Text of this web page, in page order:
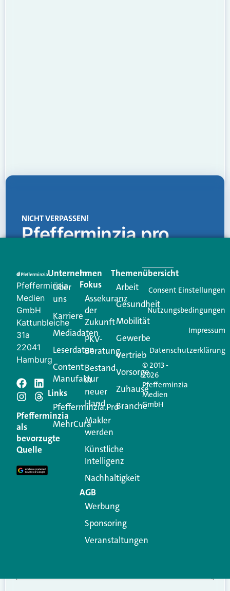
NICHT VERPASSEN!
Pfefferminzia.pro
Creator für Ihre Kundenkommunikation. Alles, was
Ihren Vertriebsalltag leichter macht. Mit nur einem
Login.
Jetzt anmelden
Schreiben Sie einen
Kommentar
Ihre E-Mail-Adresse wird nicht veröffentlicht.
Erforderliche Felder sind mit
Kommentar
Pfefferminzia
Medien
GmbH
Kattunbleiche
31a
22041
Hamburg
Pfefferminzia
als
bevorzugte
Quelle
Unternehmen
Über
uns
Karriere
Mediadaten
Leserdaten
Content
Manufaktur
Links
Pfefferminzia.Pro
MehrCura
Im
Fokus
Assekuranz
der
Zukunft
PKV-
Beratung
Bestand
in
neuer
Hand
Makler
werden
Künstliche
Intelligenz
Nachhaltigkeit
AGB
Werbung
Sponsoring
Veranstaltungen
Themenübersicht
Arbeit
Gesundheit
Mobilität
Gewerbe
Vertrieb
Vorsorge
Zuhause
Branche
© 2013 -
2026
Pfefferminzia
Medien
GmbH
Consent Einstellungen
Nutzungsbedingungen
Impressum
Datenschutzerklärung